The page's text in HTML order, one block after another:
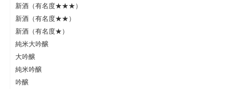
新酒（有名度★★★）
新酒（有名度★★）
新酒（有名度★）
純米大吟醸
大吟醸
純米吟醸
吟醸